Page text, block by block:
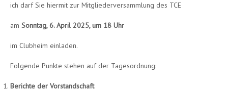
ich darf Sie hiermit zur Mitgliederversammlung des TCE
am Sonntag, 6. April 2025, um 18 Uhr
im Clubheim einladen.
Folgende Punkte stehen auf der Tagesordnung:
Berichte der Vorstandschaft